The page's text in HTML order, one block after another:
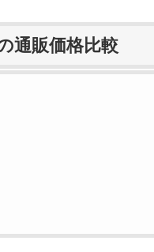
通販価格比較